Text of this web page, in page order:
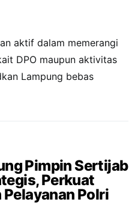
aktif dalam memerangi
DPO maupun aktivitas
Lampung bebas
Pimpin Sertijab
Perkuat
Polri